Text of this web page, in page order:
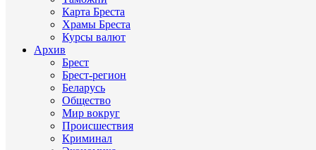
Карта Бреста
Храмы Бреста
Курсы валют
Архив
Брест
Брест-регион
Беларусь
Общество
Мир вокруг
Происшествия
Криминал